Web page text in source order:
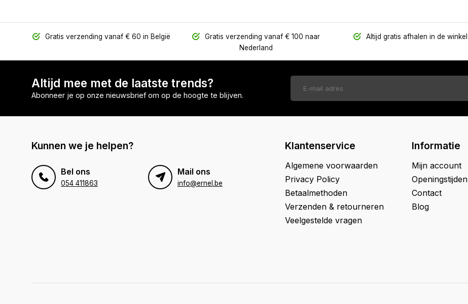
Gratis verzending vanaf € 60 in België
Gratis verzending vanaf € 100 naar
Nederland
Altijd gratis afhalen in de winkel
Altijd mee met de laatste trends?
Abonneer je op onze nieuwsbrief om op de hoogte te blijven.
Kunnen we je helpen?
Bel ons
054 411863
Mail ons
info@ernel.be
Klantenservice
Algemene voorwaarden
Privacy Policy
Betaalmethoden
Verzenden & retourneren
Veelgestelde vragen
Informatie
Mijn account
Openingstijden
Contact
Blog